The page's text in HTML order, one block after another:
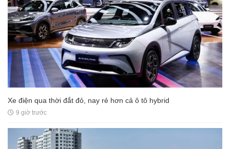
Xe điện qua thời đắt đỏ, nay rẻ hơn cả ô tô hybrid
9 giờ trước